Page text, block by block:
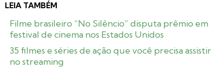
LEIA TAMBÉM
Filme brasileiro “No Silêncio” disputa prêmio em
festival de cinema nos Estados Unidos
35 filmes e séries de ação que você precisa assistir
no streaming